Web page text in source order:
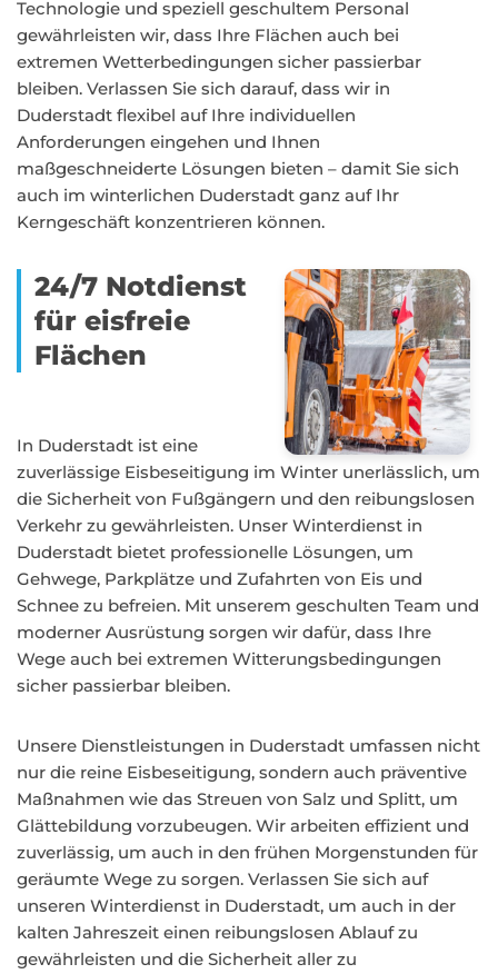
Technologie und speziell geschultem Personal
gewährleisten wir, dass Ihre Flächen auch bei
extremen Wetterbedingungen sicher passierbar
bleiben. Verlassen Sie sich darauf, dass wir in
Duderstadt flexibel auf Ihre individuellen
Anforderungen eingehen und Ihnen
maßgeschneiderte Lösungen bieten – damit Sie sich
auch im winterlichen Duderstadt ganz auf Ihr
Kerngeschäft konzentrieren können.
24/7 Notdienst
für eisfreie
Flächen
In Duderstadt ist eine
zuverlässige Eisbeseitigung im Winter unerlässlich, um
die Sicherheit von Fußgängern und den reibungslosen
Verkehr zu gewährleisten. Unser Winterdienst in
Duderstadt bietet professionelle Lösungen, um
Gehwege, Parkplätze und Zufahrten von Eis und
Schnee zu befreien. Mit unserem geschulten Team und
moderner Ausrüstung sorgen wir dafür, dass Ihre
Wege auch bei extremen Witterungsbedingungen
sicher passierbar bleiben.
Unsere Dienstleistungen in Duderstadt umfassen nicht
nur die reine Eisbeseitigung, sondern auch präventive
Maßnahmen wie das Streuen von Salz und Splitt, um
Glättebildung vorzubeugen. Wir arbeiten effizient und
zuverlässig, um auch in den frühen Morgenstunden für
geräumte Wege zu sorgen. Verlassen Sie sich auf
unseren Winterdienst in Duderstadt, um auch in der
kalten Jahreszeit einen reibungslosen Ablauf zu
gewährleisten und die Sicherheit aller zu